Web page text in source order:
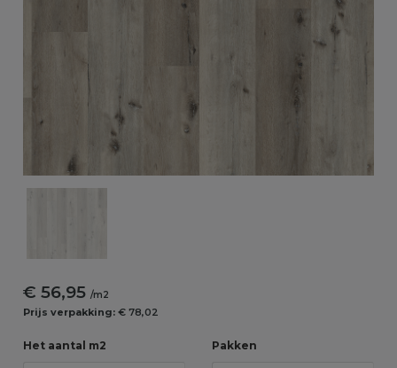
€ 56,95/m2
Prijs verpakking: € 78,02
Het aantal m2 Pakken